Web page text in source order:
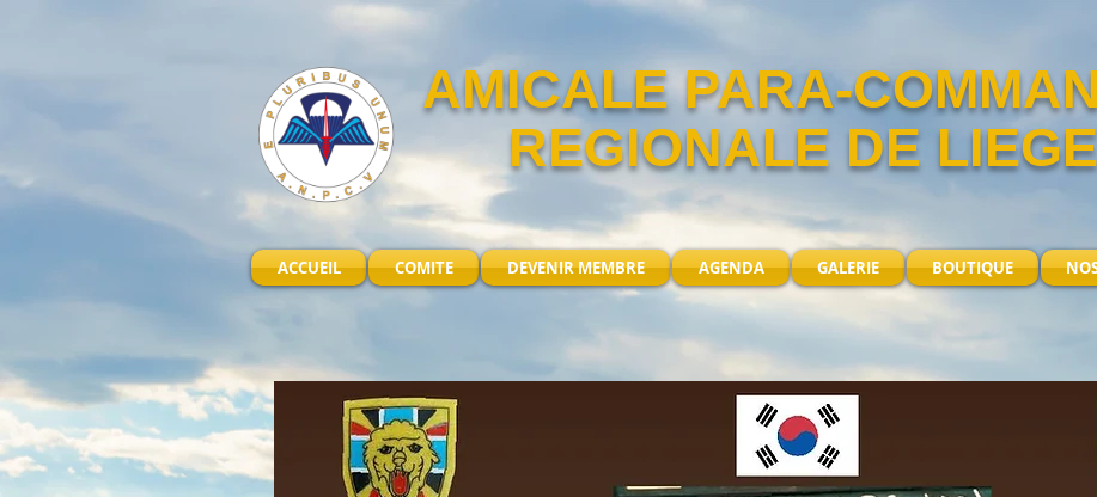
AMICALE PARA-
REGIONALE DE LIEGE
ACCUEIL COMITE DEVENIR MEMBRE AGENDA GALERIE BOUTIQUE